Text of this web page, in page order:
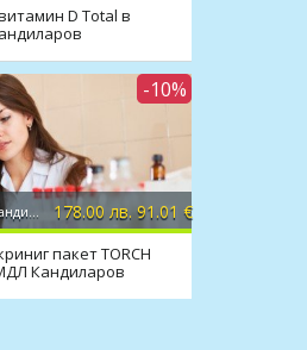
D Total в
-10%
Лаборатории Кандиларов 178.00 лв. 91.01 €
пакет TORCH
Кандиларов